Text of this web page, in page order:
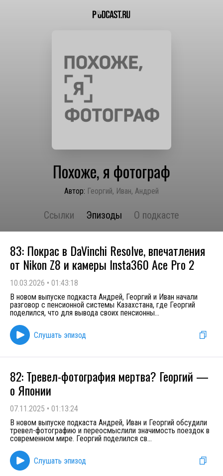
Похоже, я фотограф
Автор: Георгий, Иван, Андрей
Ссылки Эпизоды О подкасте
83: Покрас в DaVinchi Resolve, впечатления
от Nikon Z8 и камеры Insta360 Ace Pro 2
10.03.2026 • 01:43:18
В новом выпуске подкаста Андрей, Георгий и Иван начали
разговор с пенсионной системы Казахстана, где Георгий
поделился, что для вывода своих пенсионны...
Слушать эпизод
82: Тревел-фотография мертва? Георгий —
о Японии
07.11.2025 • 01:13:24
В новом выпуске подкаста Андрей, Иван и Георгий обсудили
тревел-фотографию и переосмыслили значимость поездок в
современном мире. Георгий поделился св...
Слушать эпизод